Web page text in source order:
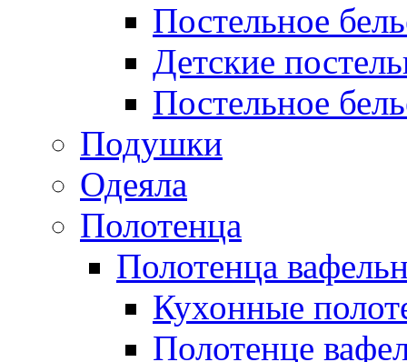
Постельное
Детские
Постельное
Подушки
Одеяла
Полотенца
Полотенца
Кухонные
Полотенце